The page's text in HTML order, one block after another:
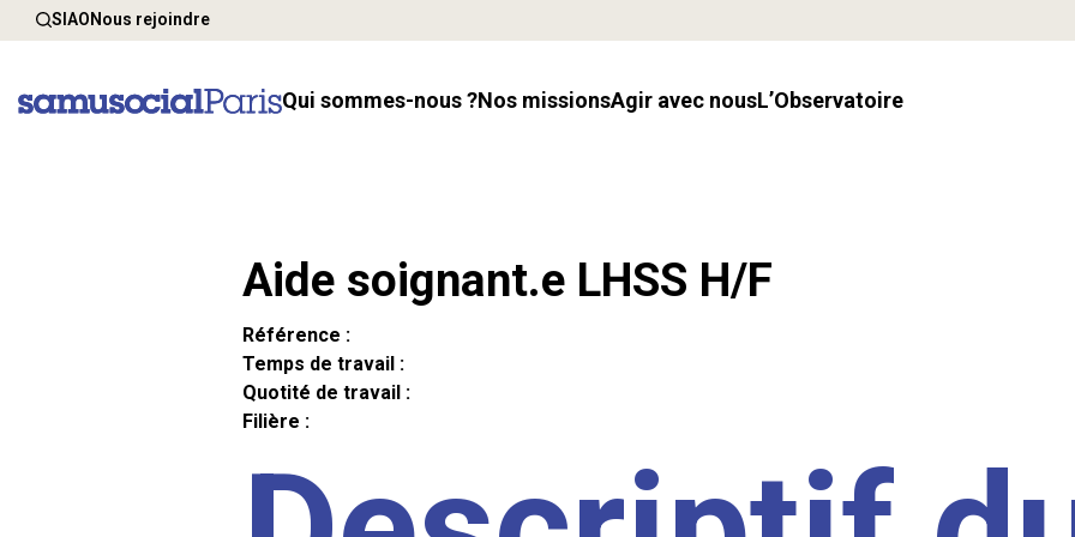
SIAONous rejoindre
Qui sommes-nous ? Nos missions Agir avec nous l’Observatoire
Aide soignant.e LHSS H/F
Référence :
Temps de travail :
Quotité de travail :
Filière :